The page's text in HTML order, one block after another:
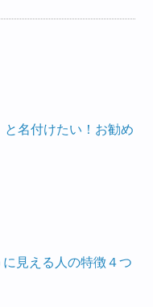
名付けたい！お勧め
見える人の特徴４つ